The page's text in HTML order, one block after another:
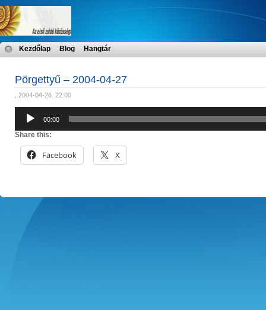
Kezdőlap Blog Hangtár
Pörgettyű – 2004-04-27
, 2004-04-26. 22:00
Audió
lejátszó
00:00
Share this:
Facebook X